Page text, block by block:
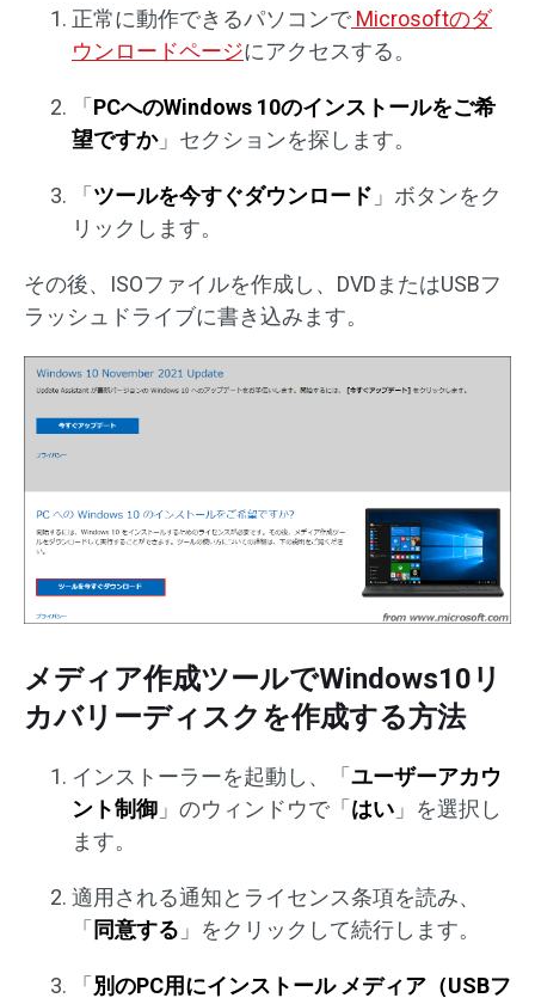
正常に動作できるパソコンでMicrosoftのダ
ウンロードページにアクセスする。
「 PCへのWindows 10のインストールをご希
望ですか」セクションを探します。
「 ツールを今すぐダウンロード 」ボタンをク
リックします。
その後、ISOファイルを作成し、DVDまたはUSBフ
ラッシュドライブに書き込みます。
メディア作成ツールでWindows10リ
カバリーディスクを作成する方法
インストーラーを起動し、「ユーザーアカウ
ント制御 」のウィンドウで「はい 」を選択し
ます。
適用される通知とライセンス条項を読み、
「同意する 」をクリックして続行します。
「別のPC用にインストール メディア（USBフ